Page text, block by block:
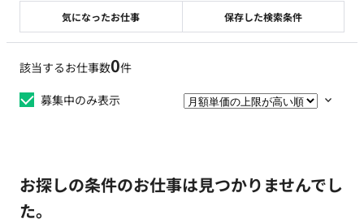
該当するお仕事数0件
募集中のみ表示
お探しの条件のお仕事は見つかりませんでし
た。
気になったお仕事 保存した検索条件